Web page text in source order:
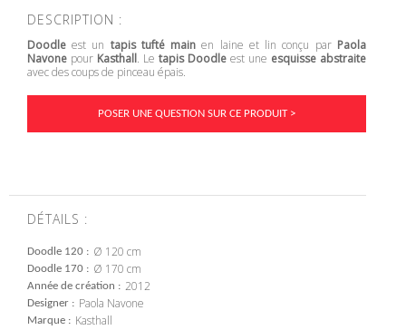
DESCRIPTION :
Doodle est un tapis tufté main en laine et lin conçu par Paola
Navone pour Kasthall. Le tapis Doodleest une esquisse abstraite
avec des coups de pinceau épais.
POSER UNE QUESTION SUR CE PRODUIT >
DÉTAILS :
Doodle 120 Ø 120 cm
Doodle 170 Ø 170 cm
Année de création 2012
Designer Paola Navone
Marque Kasthall